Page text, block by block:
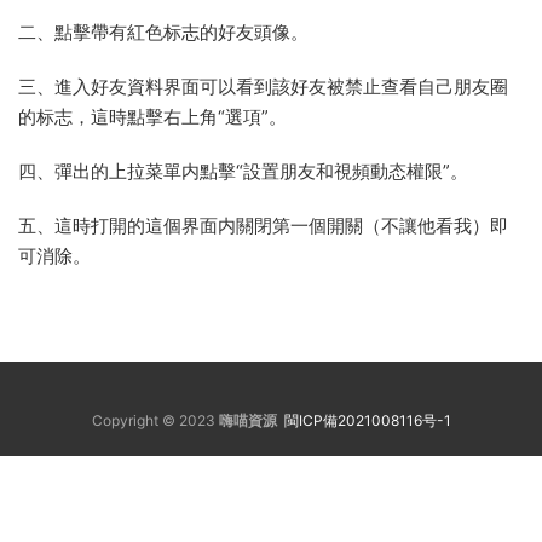
二、點擊帶有紅色标志的好友頭像。
三、進入好友資料界面可以看到該好友被禁止查看自己朋友圈
的标志，這時點擊右上角“選項”。
四、彈出的上拉菜單内點擊“設置朋友和視頻動态權限”。
五、這時打開的這個界面内關閉第一個開關（不讓他看我）即
可消除。
Copyright © 2023 嗨喵資源 閩ICP備2021008116号-1